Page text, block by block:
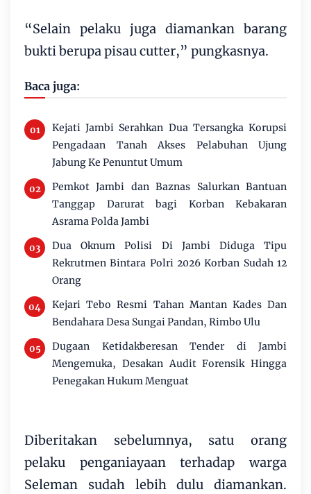
“Selain pelaku juga diamankan barang
bukti berupa pisau cutter,” pungkasnya.
Baca juga:
Kejati Jambi Serahkan Dua Tersangka Korupsi
Pengadaan Tanah Akses Pelabuhan Ujung
Jabung Ke Penuntut Umum
Pemkot Jambi dan Baznas Salurkan Bantuan
Tanggap Darurat bagi Korban Kebakaran
Asrama Polda Jambi
Dua Oknum Polisi Di Jambi Diduga Tipu
Rekrutmen Bintara Polri 2026 Korban Sudah 12
Orang
Kejari Tebo Resmi Tahan Mantan Kades Dan
Bendahara Desa Sungai Pandan, Rimbo Ulu
Dugaan Ketidakberesan Tender di Jambi
Mengemuka, Desakan Audit Forensik Hingga
Penegakan Hukum Menguat
Diberitakan sebelumnya, satu orang
pelaku penganiayaan terhadap warga
Seleman sudah lebih dulu diamankan.